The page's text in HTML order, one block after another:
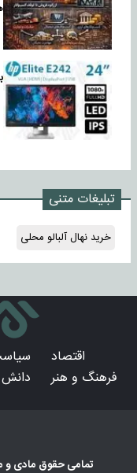
تبلیغات متنی
خرید نهال آلبالو محلی
اقتصاد
فرهنگ و هنر
دانش
تمامی حقوق مادی و